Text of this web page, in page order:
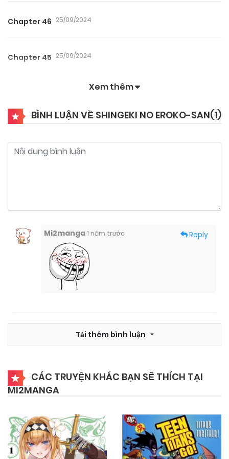
Chapter 46 25/09/2024
Chapter 45 25/09/2024
25/09/2024
Chapter 41 25/09/2024
Chapter 40 25/09/2024
Chapter 37 25/09/2024
Chapter 36 25/09/2024
Chapter 35.6 25/09/2024
Xem thêm
BÌNH LUẬN VỀ SHINGEKI NO EROKO-SAN(1)
Mi2manga1 năm trước Reply
Tải thêm bình luận
CÁC TRUYỆN KHÁC BẠN SẼ THÍCH TẠI
MI2MANGA